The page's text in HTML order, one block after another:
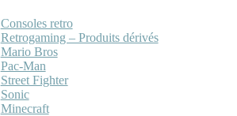
Consoles retro
Retrogaming – Produits dérivés
Mario Bros
Pac-Man
Street Fighter
Sonic
Minecraft